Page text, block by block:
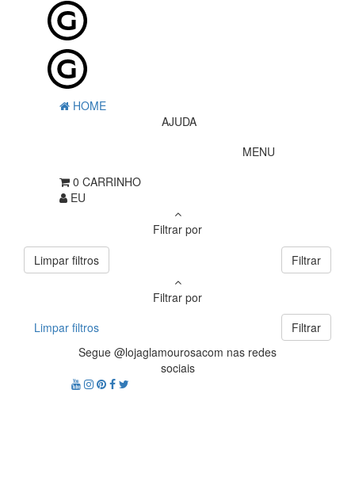
HOME
AJUDA
MENU
0 CARRINHO
EU
Filtrar por
Limpar filtros
Filtrar
Filtrar por
Limpar filtros
Filtrar
Segue @lojaglamourosacom nas redes
sociais